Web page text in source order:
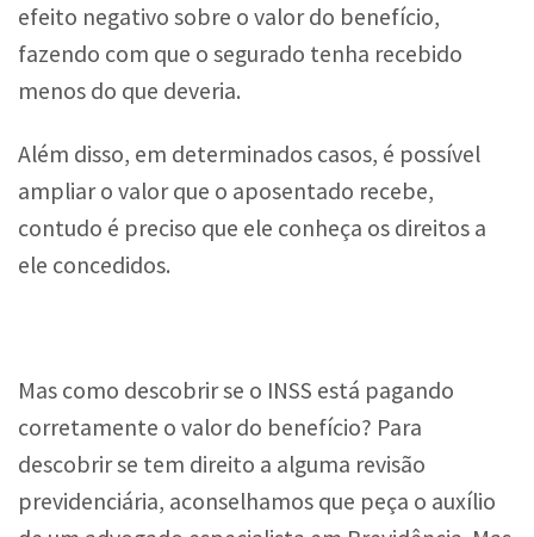
efeito negativo sobre o valor do benefício,
fazendo com que o segurado tenha recebido
menos do que deveria.
Além disso, em determinados casos, é possível
ampliar o valor que o aposentado recebe,
contudo é preciso que ele conheça os direitos a
ele concedidos.
Mas como descobrir se o INSS está pagando
corretamente o valor do benefício? Para
descobrir se tem direito a alguma revisão
previdenciária, aconselhamos que peça o auxílio